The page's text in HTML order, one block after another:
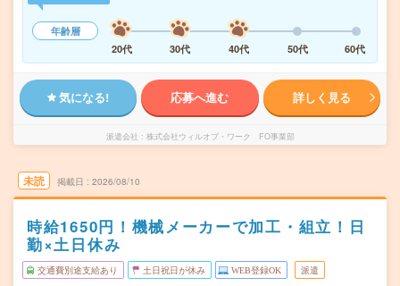
年齢層
20代
30代 40代 50代 60代
気になる! 応募へ進む 詳しく見る
派遣会社 株式会社ウィルオブ・ワーク FO事業部
未読 掲載日 2026/08/10
時給1650円！機械メーカーで加工・組立！日
勤×土日休み
交通費別途支給あり 土日祝日が休み WEB登録OK 派遣